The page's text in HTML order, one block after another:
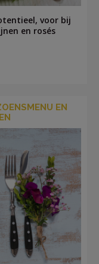
voor bij
en rosés
EN